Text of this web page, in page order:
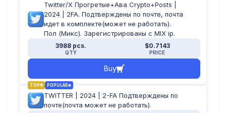
Twitter/X Прогретые+Ава Crypto+Posts |
2024 | 2FA. Подтверждены по почте, почта
идет в комплекте(может не работать).
Пол (Микс). Зарегистрированы с MIX ip.
3988 pcs.
QTY
$0.7143
PRICE
Buy
TOP POPULAR
TWITTER | 2024 | 2-FA Подтверждены по
почте(почта может не работать).